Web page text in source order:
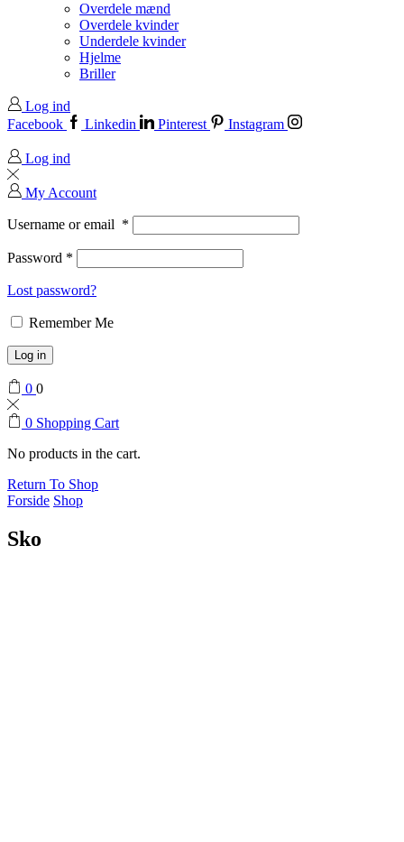
Overdele mænd
Overdele kvinder
Underdele kvinder
Hjelme
Briller
Log ind
Facebook
Linkedin Pinterest Instagram
Log ind
My Account
Username or email *
Password *
Lost password?
Remember Me
Log in
0 0
0 Shopping Cart
No products in the cart.
Return To Shop
Forside Shop
Sko